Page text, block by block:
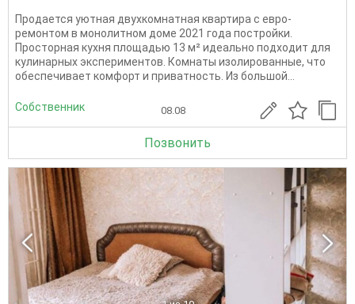
Продается уютная двухкомнатная квартира с евро-
ремонтом в монолитном доме 2021 года постройки.
Просторная кухня площадью 13 м² идеально подходит для
кулинарных экспериментов. Комнаты изолированные, что
обеспечивает комфорт и приватность. Из большой...
Собственник 08.08
Позвонить